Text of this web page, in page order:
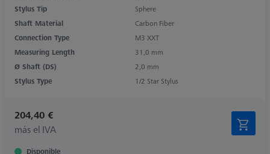
Stylus Tip
Sphere
Shaft Material
Carbon Fiber
Connection Type
M3 XXT
Measuring Length
31,0 mm
Ø Shaft (DS)
2,0 mm
Stylus Type
1/2 Star Stylus
204,40 €
más el IVA
Disponible